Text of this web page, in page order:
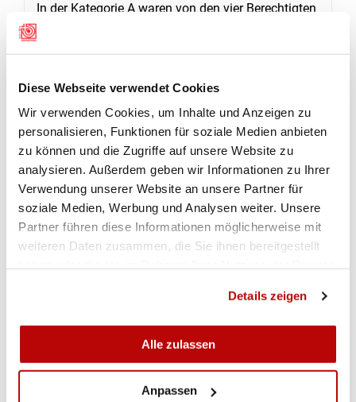
Diese Webseite verwendet Cookies
Wir verwenden Cookies, um Inhalte und Anzeigen zu
personalisieren, Funktionen für soziale Medien anbieten
zu können und die Zugriffe auf unsere Website zu
analysieren. Außerdem geben wir Informationen zu Ihrer
Verwendung unserer Website an unsere Partner für
soziale Medien, Werbung und Analysen weiter. Unsere
Partner führen diese Informationen möglicherweise mit
weiteren Daten zusammen, die Sie ihnen bereitgestellt
Details zeigen
Alle zulassen
Anpassen
In der Kategorie A waren von den vier Berechtigten
(85) und Sandro Lattmann, SG Balterswil-Ifwil (78)
die Gaben unter sich aufteilen. In der Kategorie B
stand mit 94 Punkten Leo Aerne, SG Bürglen,
zuoberst auf dem Podest, gefolgt von Claudia
Stäheli, SG Tobel, (92) und Romy Crimi, SG
Balterswil-Ifwil (88). In der Kategorie C ist
erkennbar, welchen Einfluss Svenja auf Ihre
Kameraden hat. Der Sieg geht mit 92 Punkten an
Florian Stauch, SG Balterswil-Ifwil, gefolgt von
Lucas Da Silva Ribe, (89) SG Bürglen.
Schützinnen und Schützen des PSV Diessenhofen
und vier der Stadtschützen Frauenfeld (SSGF) für
den Final qualifiziert. Die ersten drei Plätze werden